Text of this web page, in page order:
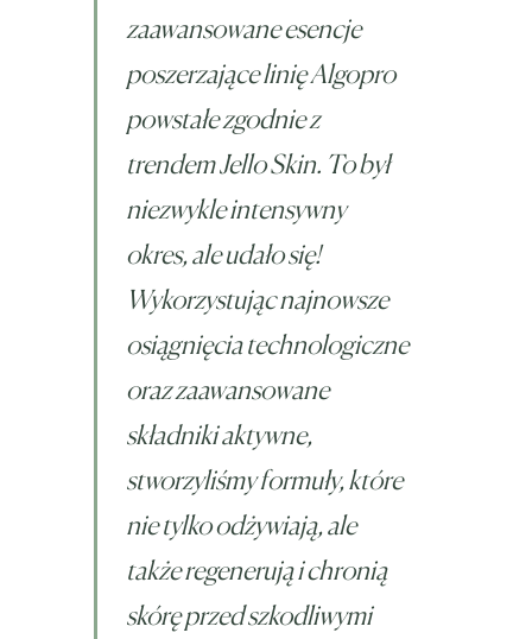
zaawansowane esencje
poszerzające linię Algopro
powstałe zgodnie z
trendem Jello Skin. To był
niezwykle intensywny
okres, ale udało się!
Wykorzystując najnowsze
osiągnięcia technologiczne
oraz zaawansowane
składniki aktywne,
stworzyliśmy formuły, które
nie tylko odżywiają, ale
także regenerują i chronią
skórę przed szkodliwymi